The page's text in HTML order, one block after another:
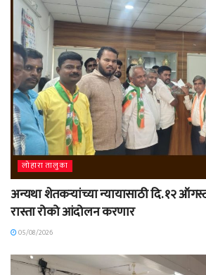
लोहारा तालुका
अन्यथा शेतकऱ्यांच्या न्यायासाठी दि. १२
रास्ता रोको आंदोलन करणार
05/08/2026